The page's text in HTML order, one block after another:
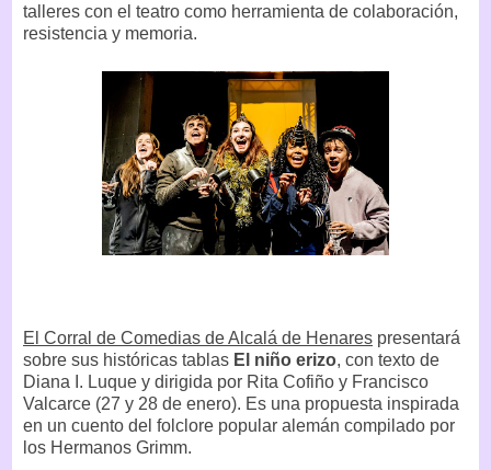
talleres con el teatro como herramienta de colaboración,
resistencia y memoria.
El Corral de Comedias de Alcalá de Henares presentará
sobre sus históricas tablas El niño erizo, con texto de
Diana I. Luque y dirigida por Rita Cofiño y Francisco
Valcarce (27 y 28 de enero). Es una propuesta inspirada
en un cuento del folclore popular alemán compilado por
los Hermanos Grimm.